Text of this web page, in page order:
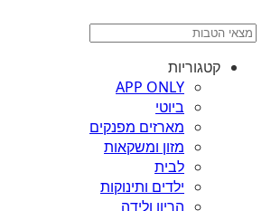
קטגוריות
APP ONLY
ביוטי
מארזים מפנקים
מזון ומשקאות
לבית
ילדים ותינוקות
הריון ולידה